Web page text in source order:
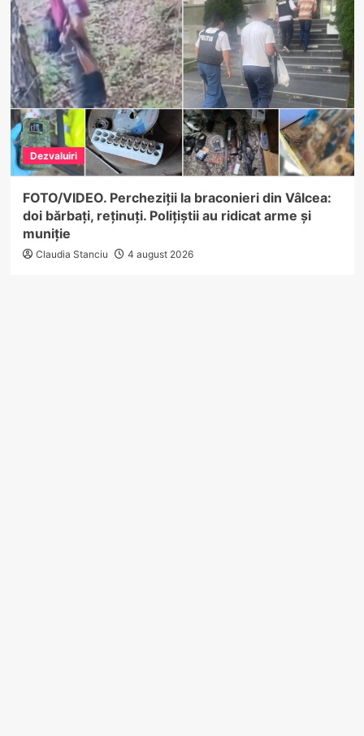
Dezvaluiri
FOTO/VIDEO. Percheziții la braconieri din Vâlcea:
doi bărbați, reținuți. Polițiștii au ridicat arme și
muniție
Claudia Stanciu 4 august 2026